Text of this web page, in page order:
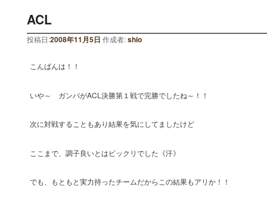
ACL
投稿日:2008年11月5日 作成者:shio
こんばんは！！
いや～ ガンバがACL決勝第１戦で完勝でしたね～！！
次に対戦することもあり結果を気にしてましたけど
ここまで、調子良いとはビックリでした《汗》
でも、もともと実力持ったチームだからこの結果もアリか！！